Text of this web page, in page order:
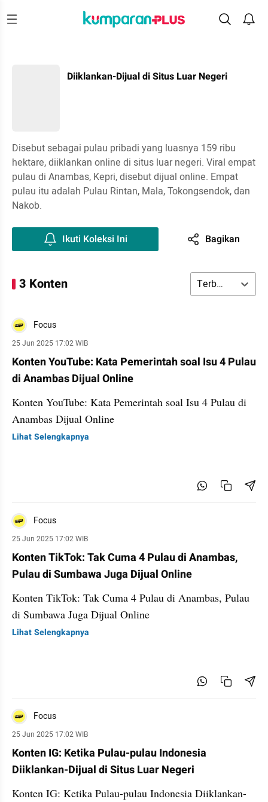
Diiklankan-Dijual di Situs Luar Negeri
Disebut sebagai pulau pribadi yang luasnya 159 ribu
hektare, diiklankan online di situs luar negeri. Viral empat
pulau di Anambas, Kepri, disebut dijual online. Empat
pulau itu adalah Pulau Rintan, Mala, Tokongsendok, dan
Nakob.
Ikuti Koleksi Ini Bagikan
3 Konten Terbaru
Focus
25 Jun 2025 17:02 WIB
Konten YouTube: Kata Pemerintah soal Isu 4 Pulau
di Anambas Dijual Online
Konten YouTube: Kata Pemerintah soal Isu 4 Pulau di
Anambas Dijual Online
Lihat Selengkapnya
Focus
25 Jun 2025 17:02 WIB
Konten TikTok: Tak Cuma 4 Pulau di Anambas,
Pulau di Sumbawa Juga Dijual Online
Konten TikTok: Tak Cuma 4 Pulau di Anambas, Pulau
di Sumbawa Juga Dijual Online
Lihat Selengkapnya
Focus
25 Jun 2025 17:02 WIB
Konten IG: Ketika Pulau-pulau Indonesia
Diiklankan-Dijual di Situs Luar Negeri
Konten IG: Ketika Pulau-pulau Indonesia Diiklankan-